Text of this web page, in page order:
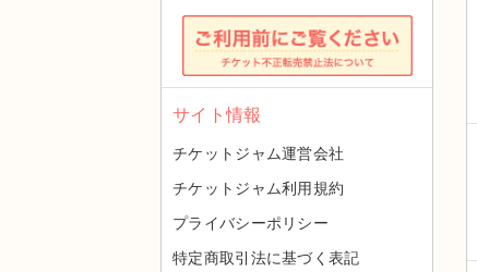
サイト情報
チケットジャム運営会社
チケットジャム利用規約
プライバシーポリシー
特定商取引法に基づく表記